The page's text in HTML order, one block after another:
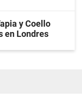
y Coello
en Londres